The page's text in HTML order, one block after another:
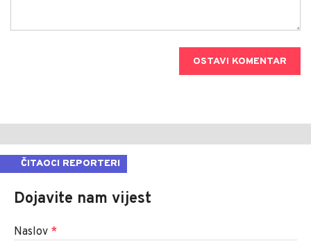
OSTAVI KOMENTAR
ČITAOCI REPORTERI
Dojavite nam vijest
Naslov *